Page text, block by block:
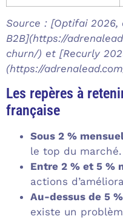
Source : [Optifai
B2B](https://
churn/) et [Recurly
(https://
Les repères à
française
Sous 2 %
le top du marché.
Entre 2 % et 5 %
actions
Au-dessus de 5
existe un